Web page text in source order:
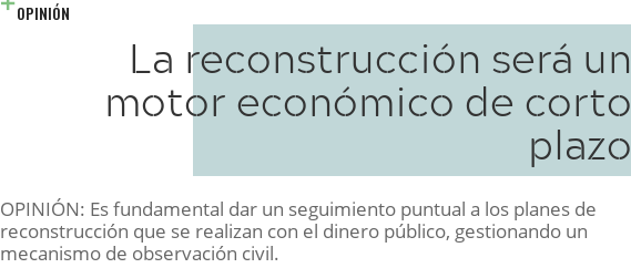
OPINIÓN
La reconstrucción será un
motor económico de corto
plazo
OPINIÓN: Es fundamental dar un seguimiento puntual a los planes de
reconstrucción que se realizan con el dinero público, gestionando un
mecanismo de observación civil.